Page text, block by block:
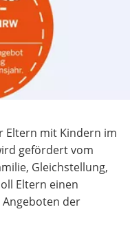
Eltern mit Kindern im
gefördert vom
Gleichstellung,
Eltern einen
Angeboten der